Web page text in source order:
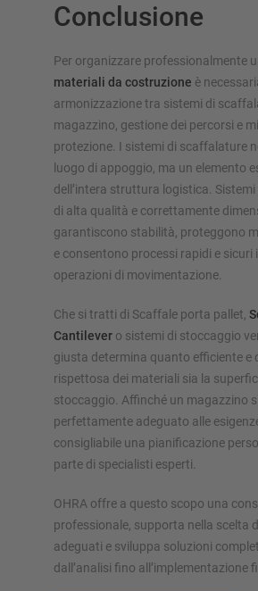
Conclusione
Per organizzare professionalmente
materiali da costruzione è
armonizzazione tra sistemi di
magazzino, gestione dei percorsi e
protezione. I sistemi di scaffalature
luogo di appoggio, ma un elemento
dell’intera struttura logistica.
di alta qualità e correttamente
garantiscono stabilità, proteggono
e consentono processi rapidi e sicuri
operazioni di movimentazione.
Che si tratti di Scaffale porta pallet,
Cantilever o sistemi di stoccaggio
giusta determina quanto efficiente e
rispettosa dei materiali sia la
stoccaggio. Affinché un magazzino
perfettamente adeguato alle
consigliabile una pianificazione
parte di specialisti esperti.
OHRA offre a questo scopo una
professionale, supporta nella scelta
adeguati e sviluppa soluzioni
dall’analisi fino all’implementazione